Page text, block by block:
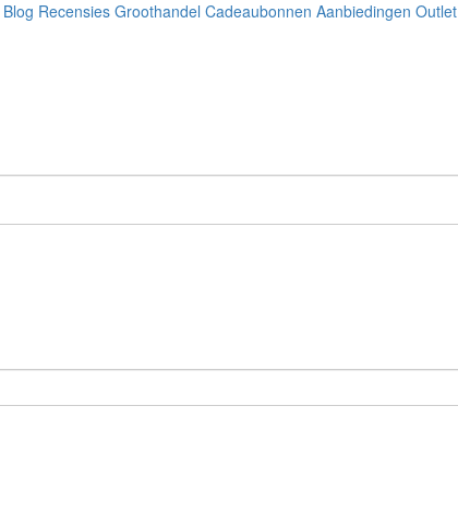
Blog Recensies Groothandel Cadeaubonnen Aanbiedingen Outlet